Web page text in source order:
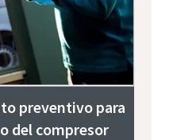
preventivo para
del compresor